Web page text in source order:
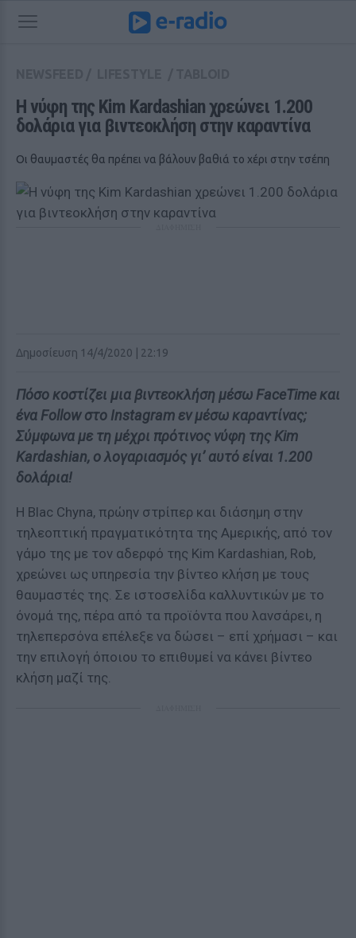
Η νύφη της Kim Kardashian χρεώνει 1.200
δολάρια για βιντεοκλήση στην καραντίνα
Οι θαυμαστές θα πρέπει να βάλουν βαθιά το χέρι στην τσέπη
Δημοσίευση 14/4/2020 | 22:19
Πόσο κοστίζει μια βιντεοκλήση μέσω FaceTime και
ένα Follow στο Instagram εν μέσω καραντίνας;
Σύμφωνα με τη μέχρι πρότινος νύφη της Kim
Kardashian, ο λογαριασμός γι’ αυτό είναι 1.200
δολάρια!
Η Blac Chyna, πρώην στpίπερ και διάσημη στην
τηλεοπτική πραγματικότητα της Αμερικής, από τον
γάμο της με τον αδερφό της Kim Kardashian, Rob,
χρεώνει ως υπηρεσία την βίντεο κλήση με τους
θαυμαστές της. Σε ιστοσελίδα καλλυντικών με το
όνομά της, πέρα από τα προϊόντα που λανσάρει, η
τηλεπερσόνα επέλεξε να δώσει – επί χρήμασι – και
την επιλογή όποιου το επιθυμεί να κάνει βίντεο
κλήση μαζί της.